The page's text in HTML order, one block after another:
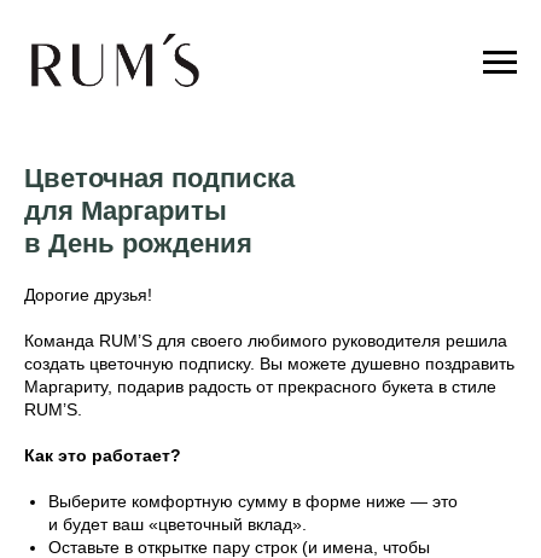
Цветочная подписка
для Маргариты
в День рождения
Дорогие друзья!
Команда RUM’S для своего любимого руководителя решила
создать цветочную подписку. Вы можете душевно поздравить
Маргариту, подарив радость от прекрасного букета в стиле
RUM’S.
Как это работает?
Выберите комфортную сумму в форме ниже — это
и будет ваш «цветочный вклад».
Оставьте в открытке пару строк (и имена, чтобы